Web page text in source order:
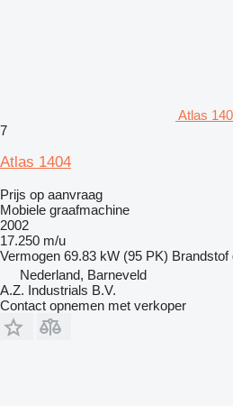
Atlas
7
Atlas 1404
Prijs op aanvraag
Mobiele graafmachine
2002
17.250 m/u
Vermogen 69.83 kW (95 PK) Brandstof
Nederland, Barneveld
A.Z. Industrials B.V.
Contact opnemen met verkoper